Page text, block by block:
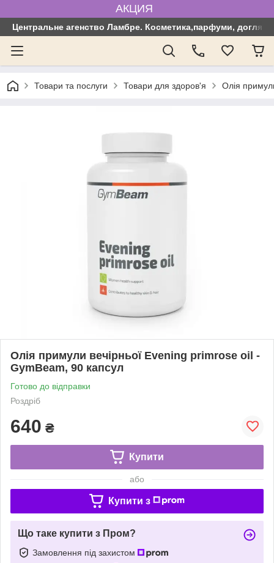
АКЦИЯ
Центральне агенство Ламбре. Косметика,парфуми, догляд
Товари та послуги Товари для здоров'я Олія
Олія примули вечірньої Evening primrose oil -
GymBeam, 90 капсул
Готово до відправки
Роздріб
640 ₴
Купити
або
Купити з
Що таке купити з Пром?
Замовлення під захистом